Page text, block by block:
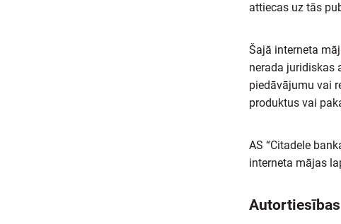
attiecas uz tās
Šajā interneta
nerada juridiskas
piedāvājumu vai
produktus vai
AS “Citadele
interneta mājas
Autortiesības